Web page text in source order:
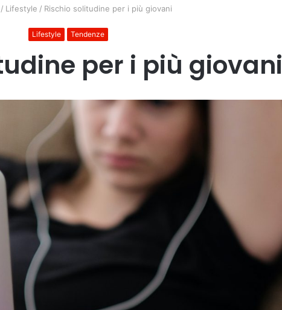
/ Lifestyle / Rischio solitudine per i più giovani
Lifestyle Tendenze
per i più giovani